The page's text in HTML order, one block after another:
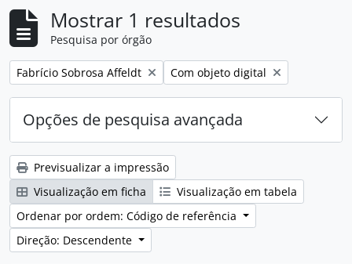
Mostrar 1 resultados
Pesquisa por órgão
Remover filtro:
Fabrício Sobrosa Affeldt Remover filtro:
Com objeto digital
Opções de pesquisa avançada
Previsualizar a impressão
Visualização em ficha
Visualização em tabela
Ordenar por ordem: Código de referência
Direção: Descendente